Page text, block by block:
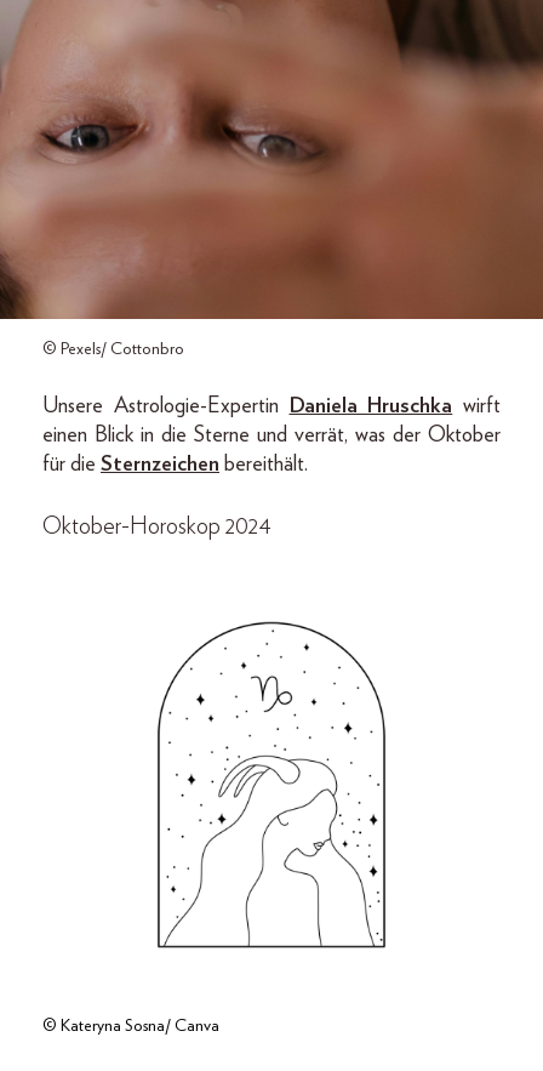
© Pexels/ Cottonbro
Unsere Astrologie-Expertin Daniela Hruschka wirft
einen Blick in die Sterne und verrät, was der Oktober
für die Sternzeichen bereithält.
Oktober-Horoskop 2024
© Kateryna Sosna/ Canva